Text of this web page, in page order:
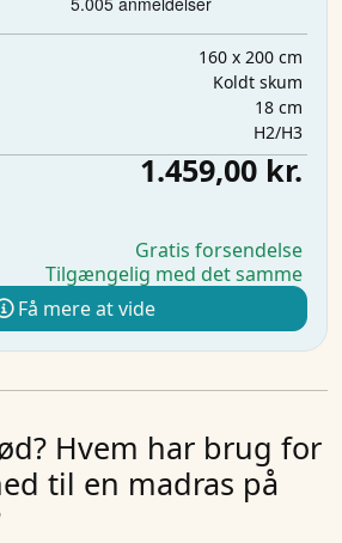
160 x 200 cm
Koldt skum
18 cm
H2/H3
1.459,00 kr.
Gratis forsendelse
Tilgængelig med det samme
Få mere at vide
Hvem har brug for
til en madras på